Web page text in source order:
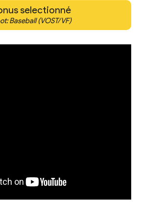
selectionné
Baseball (VOST/VF)